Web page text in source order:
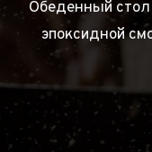
Обеденный стол
эпоксидной